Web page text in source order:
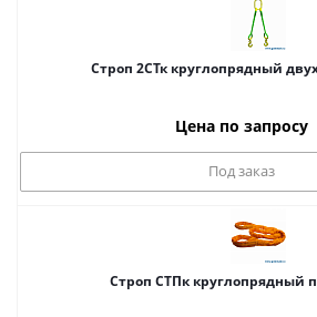
Строп 2СТк круглопрядный
Цена по запросу
Под заказ
Строп СТПк круглопрядный